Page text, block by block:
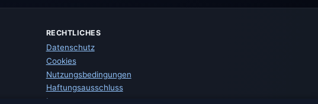
RECHTLICHES
Datenschutz
Cookies
Nutzungsbedingungen
Haftungsausschluss
Impressum